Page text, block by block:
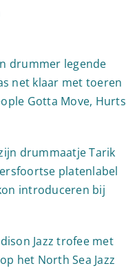
drummer legende
net klaar met toeren
Gotta Move, Hurts
drummaatje Tarik
platenlabel
introduceren bij
Jazz trofee met
het North Sea Jazz